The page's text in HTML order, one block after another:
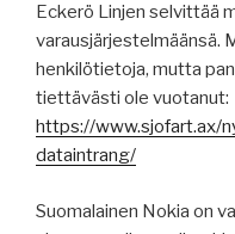
Eckerö Linjen selvittää
varausjärjestelmäänsä.
henkilötietoja, mutta
tiettävästi ole vuotanut:
https://www.sjofart.ax/
dataintrang/
Suomalainen Nokia on